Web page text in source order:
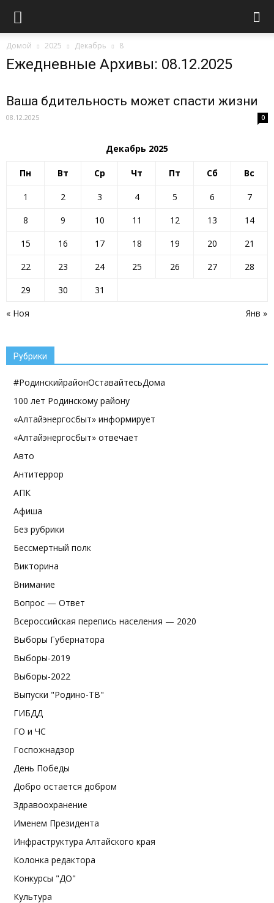
Домой 2025 Декабрь 8
Ежедневные Архивы: 08.12.2025
Ваша бдительность может спасти жизни
08.12.2025 0
Декабрь 2025
Пн Вт Ср Чт Пт Сб Вс
« Ноя Янв »
1 2 3 4 5 6
7
8
9 10 11 12 13
14
15
16 17 18 19 20
21
22
23 24 25 26 27
28
29
30 31
Рубрики
#РодинскийрайонОставайтесьДома
100 лет Родинскому району
«Алтайэнергосбыт» информирует
«Алтайэнергосбыт» отвечает
Авто
Антитеррор
АПК
Афиша
Без рубрики
Бессмертный полк
Викторина
Внимание
Вопрос — Ответ
Всероссийская перепись населения — 2020
Выборы Губернатора
Выборы-2019
Выборы-2022
Выпуски "Родино-ТВ"
ГИБДД
ГО и ЧС
Госпожнадзор
День Победы
Добро остается добром
Здравоохранение
Именем Президента
Инфраструктура Алтайского края
Колонка редактора
Конкурсы "ДО"
Культура